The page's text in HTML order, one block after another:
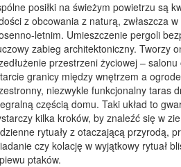
posiłki na świeżym powietrzu są
z obcowania z naturą, zwłaszcza w
letnim. Umieszczenie pergoli
zabieg architektoniczny. Tworzy
przestrzeni życiowej –
granicy między wnętrzem a
niezwykle funkcjonalny taras
częścią domu. Taki układ to
kilka kroków, by znaleźć się w
rytuały z otaczającą przyrodą,
czy kolację w wyjątkowy rytuał
ptaków.